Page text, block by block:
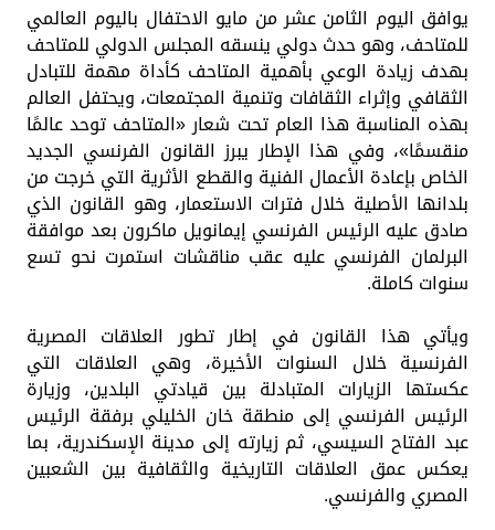
يوافق اليوم الثامن عشر من مايو الاحتفال باليوم العالمي
للمتاحف، وهو حدث دولي ينسقه المجلس الدولي للمتاحف
بهدف زيادة الوعي بأهمية المتاحف كأداة مهمة للتبادل
الثقافي وإثراء الثقافات وتنمية المجتمعات، ويحتفل العالم
بهذه المناسبة هذا العام تحت شعار «المتاحف توحد عالمًا
منقسمًا»، وفي هذا الإطار يبرز القانون الفرنسي الجديد
الخاص بإعادة الأعمال الفنية والقطع الأثرية التي خرجت من
بلدانها الأصلية خلال فترات الاستعمار، وهو القانون الذي
صادق عليه الرئيس الفرنسي إيمانويل ماكرون بعد موافقة
البرلمان الفرنسي عليه عقب مناقشات استمرت نحو تسع
سنوات كاملة.
ويأتي هذا القانون في إطار تطور العلاقات المصرية
الفرنسية خلال السنوات الأخيرة، وهي العلاقات التي
عكستها الزيارات المتبادلة بين قيادتي البلدين، وزيارة
الرئيس الفرنسي إلى منطقة خان الخليلي برفقة الرئيس
عبد الفتاح السيسي، ثم زيارته إلى مدينة الإسكندرية، بما
يعكس عمق العلاقات التاريخية والثقافية بين الشعبين
المصري والفرنسي.